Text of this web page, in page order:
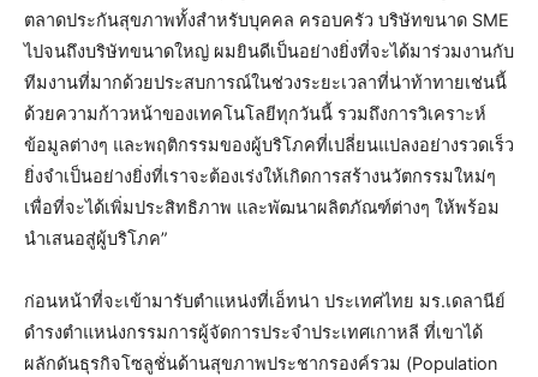
ตลาดประกันสุขภาพทั้งสำหรับบุคคล ครอบครัว บริษัทขนาด SME
ไปจนถึงบริษัทขนาดใหญ่ ผมยินดีเป็นอย่างยิ่งที่จะได้มาร่วมงานกับ
ทีมงานที่มากด้วยประสบการณ์ในช่วงระยะเวลาที่น่าท้าทายเช่นนี้
ด้วยความก้าวหน้าของเทคโนโลยีทุกวันนี้ รวมถึงการวิเคราะห์
ข้อมูลต่างๆ และพฤติกรรมของผู้บริโภคที่เปลี่ยนแปลงอย่างรวดเร็ว
ยิ่งจำเป็นอย่างยิ่งที่เราจะต้องเร่งให้เกิดการสร้างนวัตกรรมใหม่ๆ
เพื่อที่จะได้เพิ่มประสิทธิภาพ และพัฒนาผลิตภัณฑ์ต่างๆ ให้พร้อม
นำเสนอสู่ผู้บริโภค”
ก่อนหน้าที่จะเข้ามารับตำแหน่งที่เอ็ทน่า ประเทศไทย มร.เดลานีย์
ดำรงตำแหน่งกรรมการผู้จัดการประจำประเทศเกาหลี ที่เขาได้
ผลักดันธุรกิจโซลูชั่นด้านสุขภาพประชากรองค์รวม (Population